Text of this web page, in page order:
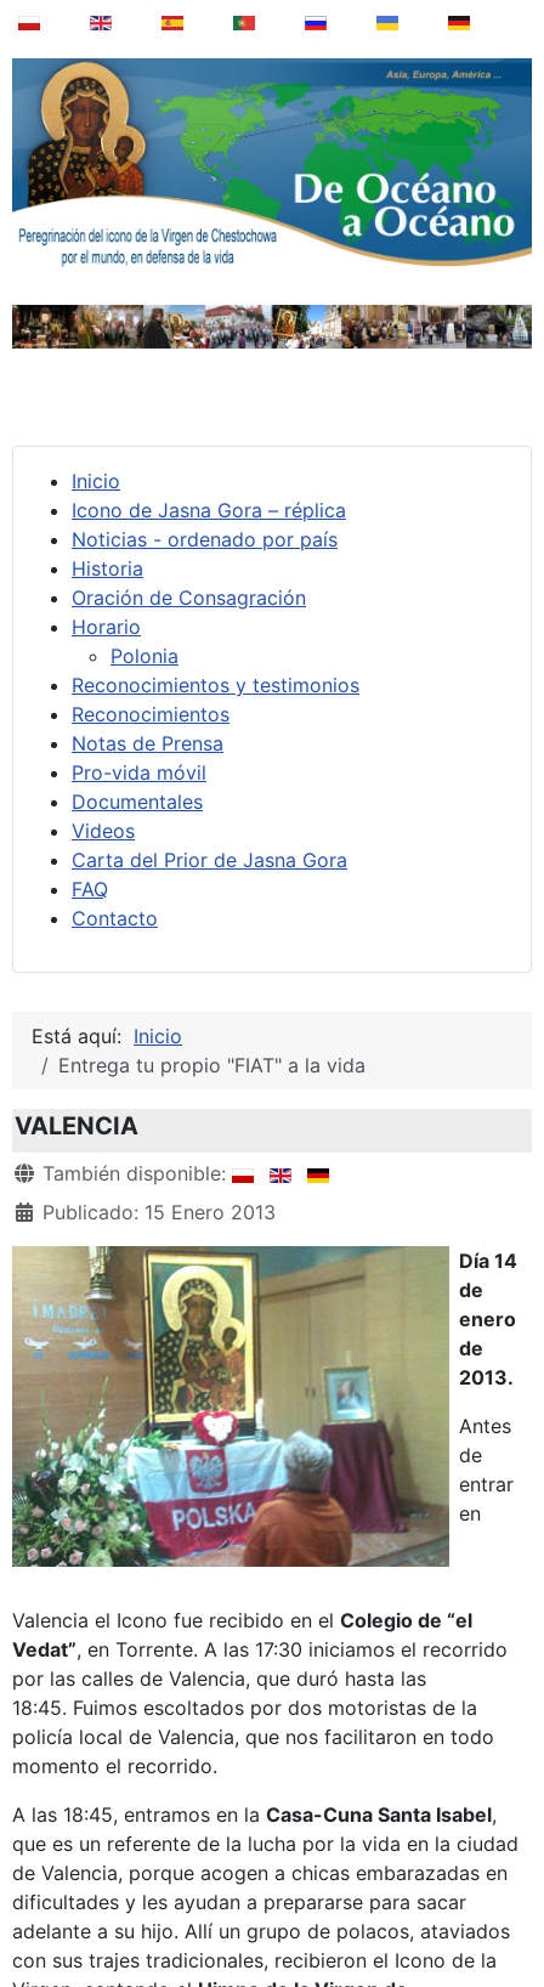
Inicio
Icono de Jasna Gora – réplica
Noticias - ordenado por país
Historia
Oración de Consagración
Horario
Polonia
Reconocimientos y testimonios
Reconocimientos
Notas de Prensa
Pro-vida móvil
Documentales
Videos
Carta del Prior de Jasna Gora
FAQ
Contacto
Está aquí: Inicio
Entrega tu propio "FIAT" a la vida
VALENCIA
Detalles
También disponible:
Publicado: 15 Enero 2013
Día 14
de
enero
de
2013.
Antes
de
entrar
en
Valencia el Icono fue recibido en el Colegio de “el
Vedat”, en Torrente. A las 17:30 iniciamos el recorrido
por las calles de Valencia, que duró hasta las
18:45. Fuimos escoltados por dos motoristas de la
policía local de Valencia, que nos facilitaron en todo
momento el recorrido.
A las 18:45, entramos en la Casa-Cuna Santa Isabel,
que es un referente de la lucha por la vida en la ciudad
de Valencia, porque acogen a chicas embarazadas en
dificultades y les ayudan a prepararse para sacar
adelante a su hijo. Allí un grupo de polacos, ataviados
con sus trajes tradicionales, recibieron el Icono de la